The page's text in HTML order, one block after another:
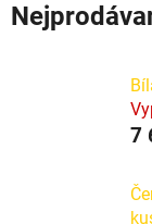
7